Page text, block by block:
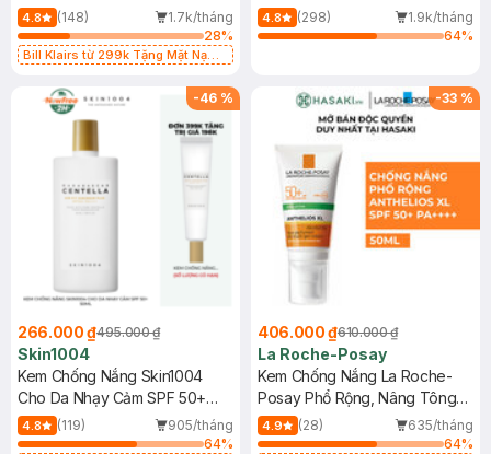
4.8 (148)
1.7k/tháng
28%
Bill Klairs từ 299k Tặng Mặt Nạ
25ml (SL Có Hạn)
400ml
4.8 (298)
1.9k/tháng
64%
-46 %
266.000 ₫495.000 ₫
Skin1004
Kem Chống Nắng Skin1004
Cho Da Nhạy Cảm SPF 50+
50ml
4.8 (119)
905/tháng
64%
-33 %
406.000 ₫610.000 ₫
La Roche-Posay
Kem Chống Nắng La Roche-
Posay Phổ Rộng, Nâng Tông
Kiềm Dầu 50ml
4.9 (28)
635/tháng
64%